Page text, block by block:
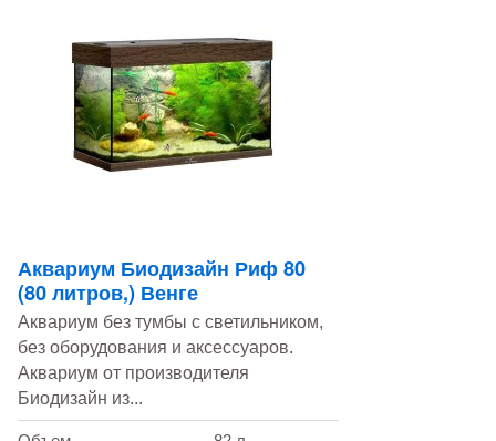
Аквариум Биодизайн Риф 80
(80 литров,) Венге
Аквариум без тумбы с светильником,
без оборудования и аксессуаров.
Аквариум от производителя
Биодизайн из...